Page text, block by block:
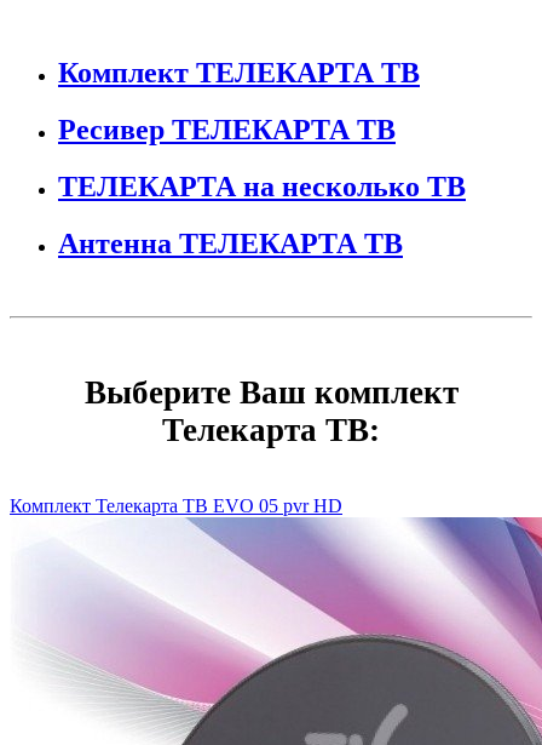
Комплект ТЕЛЕКАРТА ТВ
Ресивер ТЕЛЕКАРТА ТВ
ТЕЛЕКАРТА на несколько ТВ
Антенна ТЕЛЕКАРТА ТВ
Выберите Ваш комплект
Телекарта ТВ:
Комплект Телекарта ТВ EVO 05 pvr HD